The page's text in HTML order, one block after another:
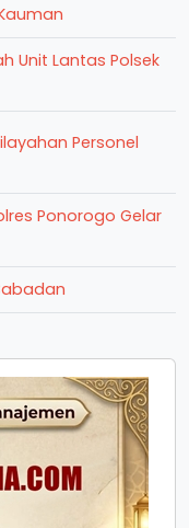
Unit Lantas Polsek
Personel
Ponorogo Gelar